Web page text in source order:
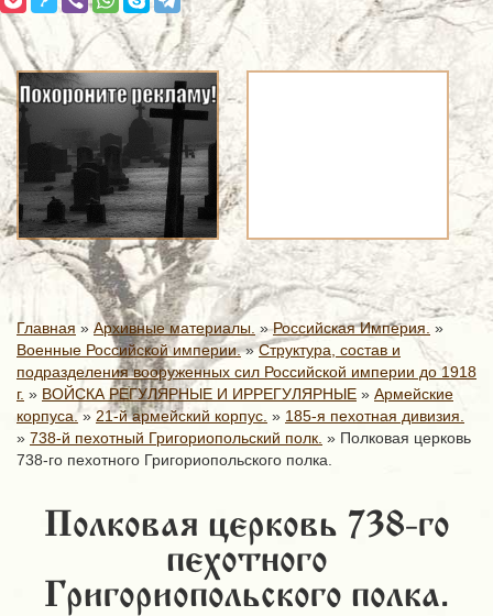
Главная » Архивные материалы. »Российская Империя. »
Военные Российской империи.»Структура, состав и
подразделения вооруженных сил Российской империи до 1918
г. » ВОЙСКА РЕГУЛЯРНЫЕ И ИРРЕГУЛЯРНЫЕ » Армейские
корпуса.» 21-й армейский корпус. » 185-я пехотная дивизия.
» 738-й пехотный Григориопольский полк. » Полковая церковь
738-го пехотного Григориопольского полка.
Полковая церковь 738-го
пехотного
Григориопольского полка.